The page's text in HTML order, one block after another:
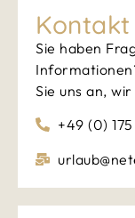
Kontakt
Sie haben
Sie uns an,
+49 (0)